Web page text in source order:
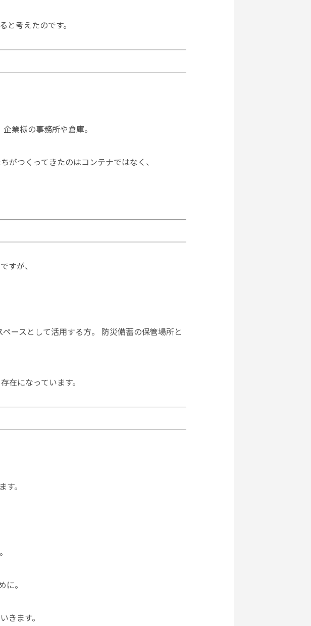
考えたのです。
業様の事務所や倉庫。
がつくってきたのはコンテナではなく、
すが、
ースとして活用する方。 防災備蓄の保管場所と
在になっています。
。
。
きます。